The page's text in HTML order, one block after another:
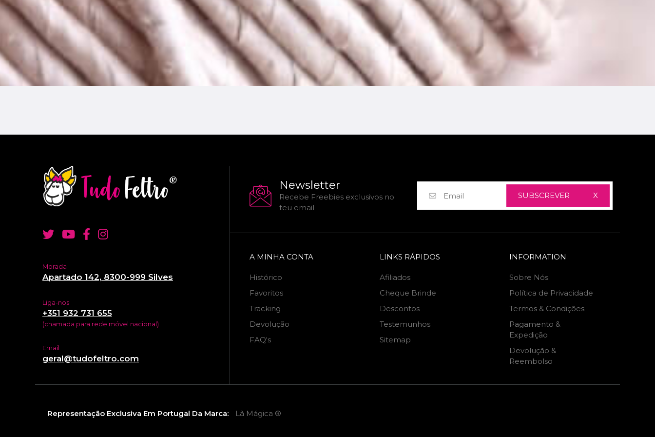
Morada
Apartado 142, 8300-999 Silves
Liga-nos
+351 932 731 655
(chamada para rede móvel nacional)
Email
geral@tudofeltro.com
Newsletter
Recebe Freebies exclusivos no
teu email
SUBSCREVER X
A MINHA CONTA
Histórico
Favoritos
Tracking
Devolução
FAQ's
LINKS RÁPIDOS
Afiliados
Cheque Brinde
Descontos
Testemunhos
Sitemap
INFORMATION
Sobre Nós
Política de Privacidade
Termos & Condições
Pagamento &
Expedição
Devolução &
Reembolso
Representação Exclusiva Em Portugal Da Marca: Lã Mágica ®